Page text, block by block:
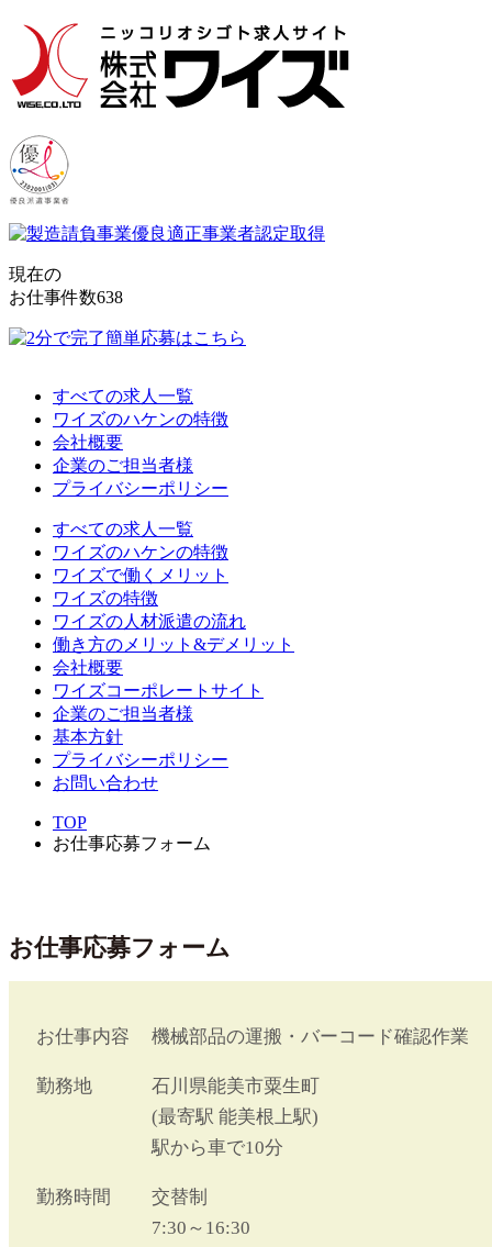
現在の
お仕事件数638
すべての求人一覧
ワイズのハケンの特徴
会社概要
企業のご担当者様
プライバシーポリシー
すべての求人一覧
ワイズのハケンの特徴
ワイズで働くメリット
ワイズの特徴
ワイズの人材派遣の流れ
働き方のメリット&デメリット
会社概要
ワイズコーポレートサイト
企業のご担当者様
基本方針
プライバシーポリシー
お問い合わせ
TOP
お仕事応募フォーム
お仕事応募フォーム
お仕事内容 機械部品の運搬・バーコード確認作業
勤務地
石川県能美市粟生町
(最寄駅 能美根上駅)
駅から車で10分
勤務時間
交替制
7:30～16:30